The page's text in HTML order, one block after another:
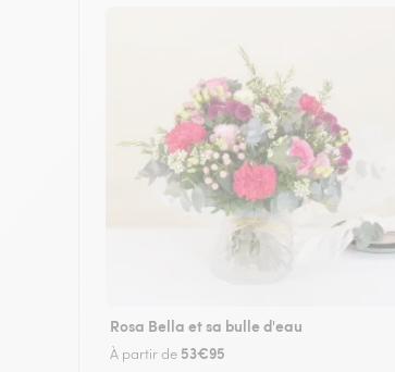
Rosa Bella et sa bulle d'eau
À partir de 53€95